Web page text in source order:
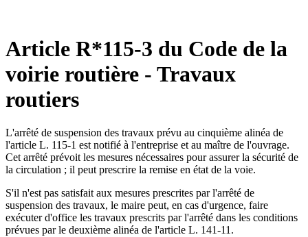
Article R*115-3 du Code de la
voirie routière - Travaux
routiers
L'arrêté de suspension des travaux prévu au cinquième alinéa de
l'article L. 115-1 est notifié à l'entreprise et au maître de l'ouvrage.
Cet arrêté prévoit les mesures nécessaires pour assurer la sécurité de
la circulation ; il peut prescrire la remise en état de la voie.
S'il n'est pas satisfait aux mesures prescrites par l'arrêté de
suspension des travaux, le maire peut, en cas d'urgence, faire
exécuter d'office les travaux prescrits par l'arrêté dans les conditions
prévues par le deuxième alinéa de l'article L. 141-11.